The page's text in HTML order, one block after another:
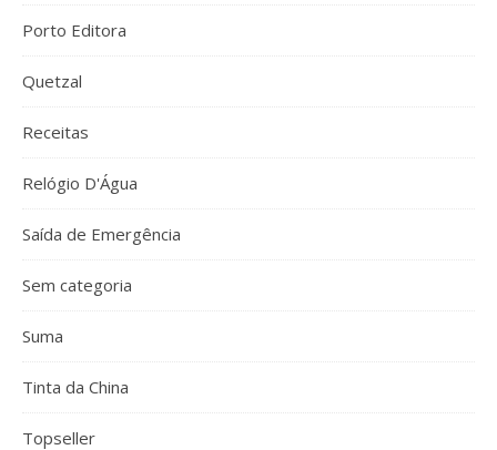
Porto Editora
Quetzal
Receitas
Relógio D'Água
Saída de Emergência
Sem categoria
Suma
Tinta da China
Topseller